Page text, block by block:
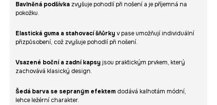
Bavlněná podšívka zvyšuje pohodlí při nošení a je příjemná na
pokožku.
Elastická guma a stahovací šňůrky v pase umožňují individuální
přizpůsobení, což zvyšuje pohodlí při nošení.
Vsazené boční a zadní kapsy jsou praktickým prvkem, který
zachovává klasický design.
Šedá barva se sepraným efektem dodává kalhotám módní,
lehce ležérní charakter.